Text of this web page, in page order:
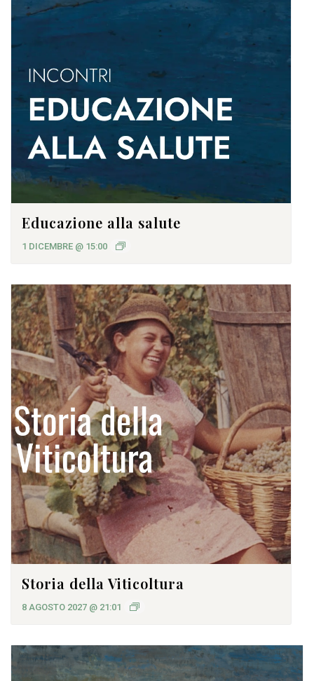
Educazione alla salute
1 DICEMBRE @ 15:00
Storia della Viticoltura
8 AGOSTO 2027 @ 21:01